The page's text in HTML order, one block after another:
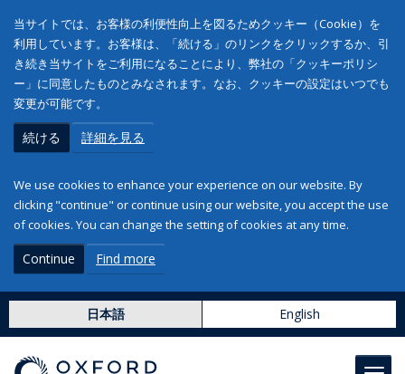
当サイトでは、お客様の利便性向上を図るためクッキー（Cookie）を
利用しています。お客様は、「続ける」のリンクをクリックするか、引
き続き当サイトをご利用になることにより、弊社の「クッキーポリシ
ー」に同意したものとみなされます。なお、クッキーの設定はいつでも
変更が可能です。
続ける 詳細を見る
We use cookies to enhance your experience on our website. By
clicking "continue" or continue using our website, you accept the use
of cookies. You can change the setting of cookies at any time.
Continue Find more
日本語 English